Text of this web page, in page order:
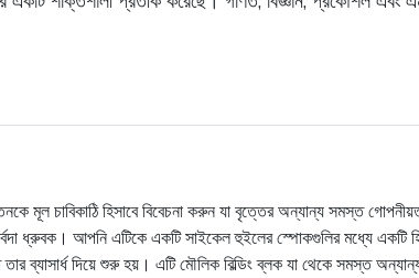
মূল চাবিকাঠি হিসাবে বিবেচনা করুন যা বৃত্তের অন্যান্য সমস্ত
ধ্রুবক। আপনি এটিকে একটি সাইকেল হুইলের স্পোকগুলির মধ্যে একটি
ব্যাসার্ধ দিয়ে শুরু হয়। এটি মৌলিক বিল্ডিং ব্লক যা থেকে সমস্ত